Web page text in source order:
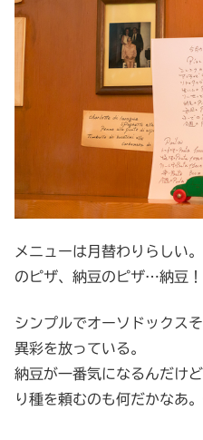
メニューは月替わりらしい
のピザ、納豆のピザ…納豆！
シンプルでオーソドックス
異彩を放っている。
納豆が一番気になるんだけ
り種を頼むのも何だかなあ